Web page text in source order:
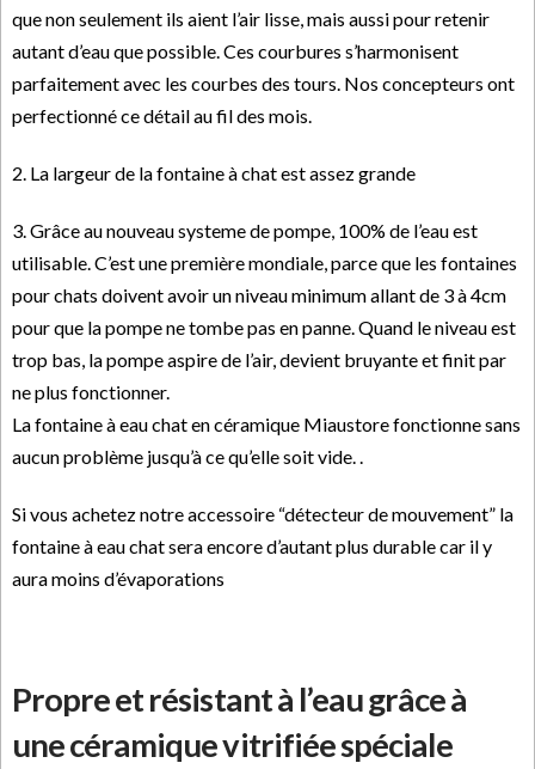
que non seulement ils aient l’air lisse, mais aussi pour retenir
autant d’eau que possible. Ces courbures s’harmonisent
parfaitement avec les courbes des tours. Nos concepteurs ont
perfectionné ce détail au fil des mois.
2. La largeur de la fontaine à chat est assez grande
3. Grâce au nouveau systeme de pompe, 100% de l’eau est
utilisable. C’est une première mondiale, parce que les fontaines
pour chats doivent avoir un niveau minimum allant de 3 à 4cm
pour que la pompe ne tombe pas en panne. Quand le niveau est
trop bas, la pompe aspire de l’air, devient bruyante et finit par
ne plus fonctionner.
La fontaine à eau chat en céramique Miaustore fonctionne sans
aucun problème jusqu’à ce qu’elle soit vide. .
Si vous achetez notre accessoire “détecteur de mouvement” la
fontaine à eau chat sera encore d’autant plus durable car il y
aura moins d’évaporations
Propre et résistant à l’eau grâce à
une céramique vitrifiée spéciale